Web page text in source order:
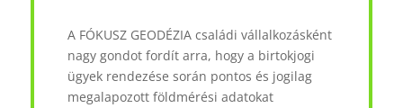
A FÓKUSZ GEODÉZIA családi vállalkozásként
nagy gondot fordít arra, hogy a birtokjogi
ügyek rendezése során pontos és jogilag
megalapozott földmérési adatokat